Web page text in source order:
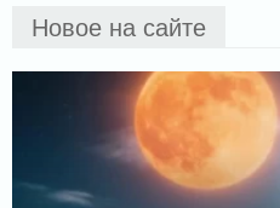
Новое на сайте